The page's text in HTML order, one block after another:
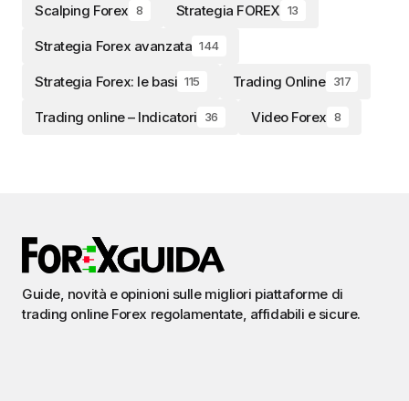
Scalping Forex 8 Strategia FOREX 13
Strategia Forex avanzata 144
Strategia Forex: le basi 115 Trading Online 317
Trading online – Indicatori 36 Video Forex 8
Guide, novità e opinioni sulle migliori piattaforme di
trading online Forex regolamentate, affidabili e sicure.